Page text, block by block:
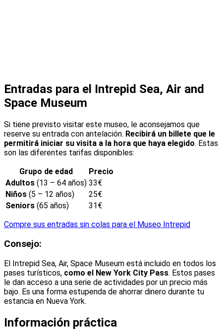
Entradas para el Intrepid Sea, Air and
Space Museum
Si tiene previsto visitar este museo, le aconsejamos que
reserve su entrada con antelación. Recibirá un billete que le
permitirá iniciar su visita a la hora que haya elegido. Estas
son las diferentes tarifas disponibles:
Grupo de edad
Precio
Adultos (13 – 64 años) 33€
Niños (5 – 12 años)
25€
Seniors (65 años)
31€
Compre sus entradas sin colas para el Museo Intrepid
Consejo:
El Intrepid Sea, Air, Space Museum está incluido en todos los
pases turísticos, como el New York City Pass. Estos pases
le dan acceso a una serie de actividades por un precio más
bajo. Es una forma estupenda de ahorrar dinero durante tu
estancia en Nueva York.
Información práctica